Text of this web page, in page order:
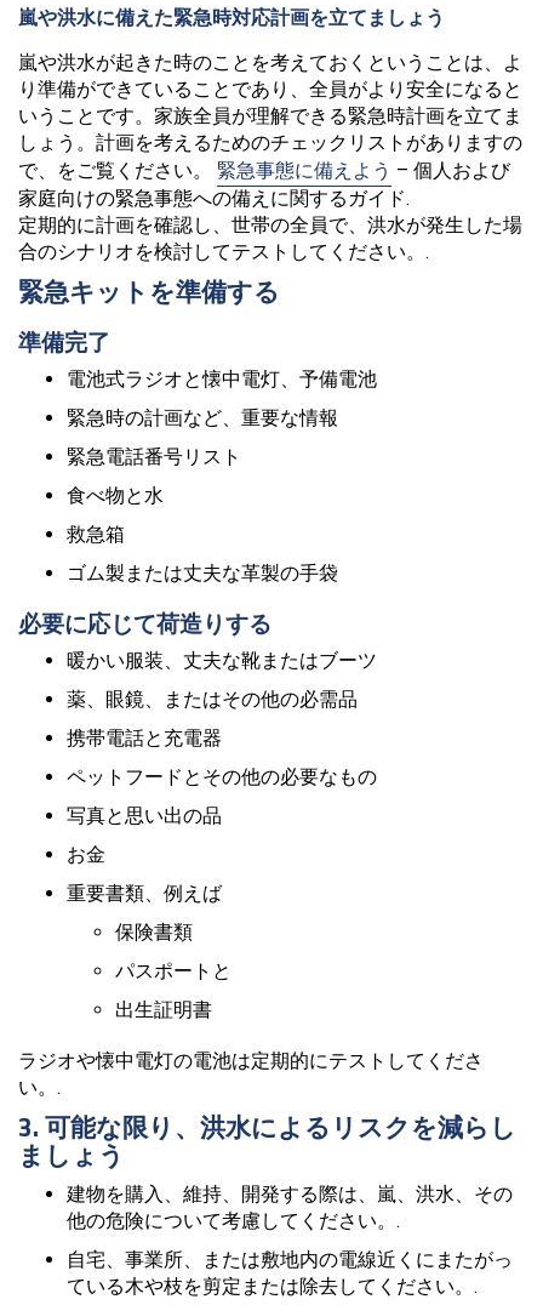
嵐や洪水に備えた緊急時対応計画を立てましょう
嵐や洪水が起きた時のことを考えておくということは、よ
り準備ができていることであり、全員がより安全になると
いうことです。家族全員が理解できる緊急時計画を立てま
しょう。計画を考えるためのチェックリストがありますの
で、をご覧ください。 緊急事態に備えよう – 個人および
家庭向けの緊急事態への備えに関するガイド.
定期的に計画を確認し、世帯の全員で、洪水が発生した場
合のシナリオを検討してテストしてください。.
緊急キットを準備する
準備完了
電池式ラジオと懐中電灯、予備電池
緊急時の計画など、重要な情報
緊急電話番号リスト
食べ物と水
救急箱
ゴム製または丈夫な革製の手袋
必要に応じて荷造りする
暖かい服装、丈夫な靴またはブーツ
薬、眼鏡、またはその他の必需品
携帯電話と充電器
ペットフードとその他の必要なもの
写真と思い出の品
お金
重要書類、例えば
保険書類
パスポートと
出生証明書
ラジオや懐中電灯の電池は定期的にテストしてくださ
い。.
3. 可能な限り、洪水によるリスクを減らし
ましょう
建物を購入、維持、開発する際は、嵐、洪水、その
他の危険について考慮してください。.
自宅、事業所、または敷地内の電線近くにまたがっ
ている木や枝を剪定または除去してください。.